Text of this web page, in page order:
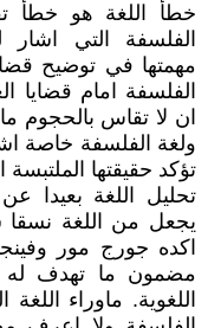
خطأ اللغة هو خطأ
الفلسفة التي اشار
مهمتها في توضيح
الفلسفة امام قضايا
ان لا تقاس بالحجوم
ولغة الفلسفة خاصة
تؤكد حقيقتها الملتبسة
تحليل اللغة بعيدا
يجعل من اللغة نسقا
اكده جورج مور
مضمون ما تهدف له
اللغوية. ماوراء